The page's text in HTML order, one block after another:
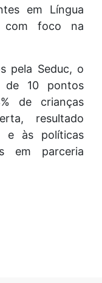
em Língua
com foco na
pela Seduc, o
de 10 pontos
de crianças
resultado
e às políticas
em parceria